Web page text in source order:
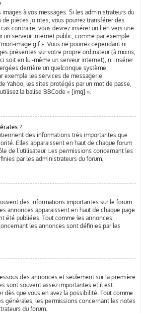
à vos messages. Si les administrateurs du
pièces jointes, vous pourrez transférer des
contraire, vous devrez insérer un lien vers une
un serveur internet public, comme par exemple
image.gif ». Vous ne pourrez cependant ni
présentes sur votre propre ordinateur (à moins,
soit en lui-même un serveur internet), ni insérer
derrière un quelconque système
exemple les services de messagerie
Yahoo, les sites protégés par un mot de passe,
la balise BBCode « [img] ».
?
des informations très importantes que
Elles apparaissent en haut de chaque forum
de l’utilisateur. Les permissions concernant les
par les administrateurs du forum.
des informations importantes sur le forum
annonces apparaissent en haut de chaque page
été publiées. Tout comme les annonces
les annonces sont définies par les
des annonces et seulement sur la première
sont souvent assez importantes et il est
dès que vous en avez la possibilité. Tout comme
générales, les permissions concernant les notes
du forum.